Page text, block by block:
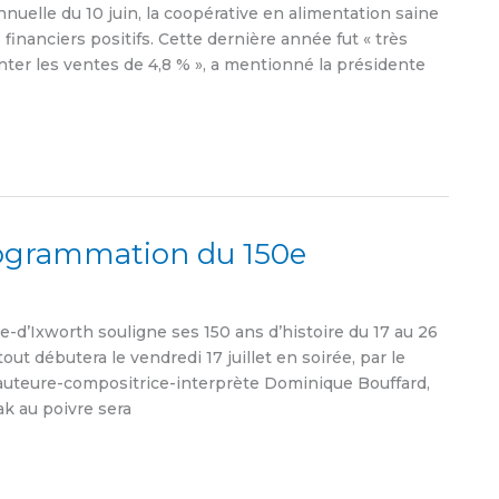
du 10 juin, la coopérative en alimentation saine
positifs. Cette dernière année fut « très
les ventes de 4,8 % », a mentionné la présidente
du 150e
souligne ses 150 ans d’histoire du 17 au 26
débutera le vendredi 17 juillet en soirée, par le
compositrice-interprète Dominique Bouffard,
au poivre sera